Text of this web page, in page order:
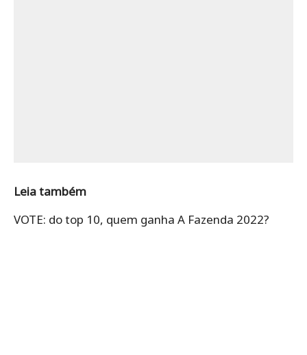
Leia também
VOTE: do top 10, quem ganha A Fazenda 2022?